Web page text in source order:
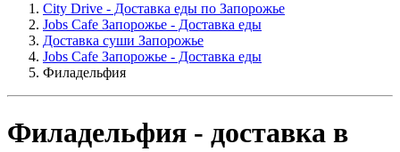
City Drive - Доставка еды по Запорожье
Jobs Cafe Запорожье - Доставка еды
Доставка суши Запорожье
Jobs Cafe Запорожье - Доставка еды
Филадельфия
Филадельфия - доставка в